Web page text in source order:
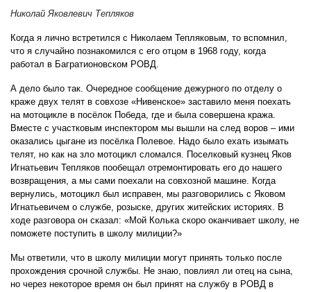
Николай Яковлевич Тепляков
Когда я лично встретился с Николаем Тепляковым, то вспомнил,
что я случайно познакомился с его отцом в 1968 году, когда
работал в Багратионовском РОВД.
А дело было так. Очередное сообщение дежурного по отделу о
краже двух телят в совхозе «Нивенское» заставило меня поехать
на мотоцикле в посёлок Победа, где и была совершена кража.
Вместе с участковым инспектором мы вышли на след воров – ими
оказались цыгане из посёлка Полевое. Надо было ехать изымать
телят, но как на зло мотоцикл сломался. Поселковый кузнец Яков
Игнатьевич Тепляков пообещал отремонтировать его до нашего
возвращения, а мы сами поехали на совхозной машине. Когда
вернулись, мотоцикл был исправен, мы разговорились с Яковом
Игнатьевичем о службе, розыске, других житейских историях. В
ходе разговора он сказал: «Мой Колька скоро оканчивает школу, не
поможете поступить в школу милиции?»
Мы ответили, что в школу милиции могут принять только после
прохождения срочной службы. Не знаю, повлиял ли отец на сына,
но через некоторое время он был принят на службу в РОВД в